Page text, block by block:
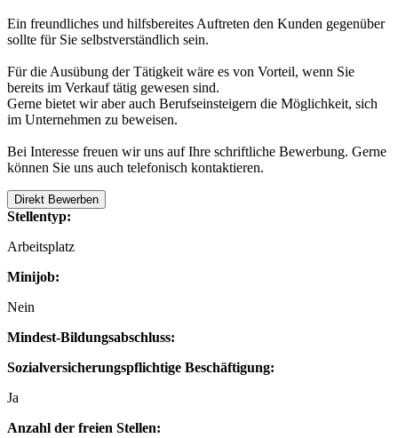
Ein freundliches und hilfsbereites Auftreten den Kunden gegenüber
sollte für Sie selbstverständlich sein.
Für die Ausübung der Tätigkeit wäre es von Vorteil, wenn Sie
bereits im Verkauf tätig gewesen sind.
Gerne bietet wir aber auch Berufseinsteigern die Möglichkeit, sich
im Unternehmen zu beweisen.
Bei Interesse freuen wir uns auf Ihre schriftliche Bewerbung. Gerne
können Sie uns auch telefonisch kontaktieren.
Direkt Bewerben
Stellentyp:
Arbeitsplatz
Minijob:
Nein
Mindest-Bildungsabschluss:
Sozialversicherungspflichtige Beschäftigung:
Ja
Anzahl der freien Stellen: